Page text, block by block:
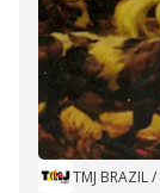
TMJ BRAZIL/